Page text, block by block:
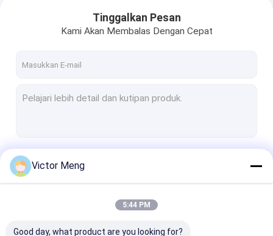
Tinggalkan Pesan
Kami Akan Membalas Dengan Cepat
Victor Meng
5:44 PM
Good day, what product are you looking for?